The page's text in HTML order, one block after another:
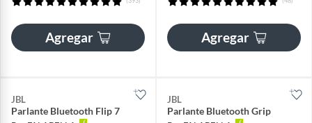
Agregar Agregar
JBL
Parlante Bluetooth Flip 7
JBL
Parlante Bluetooth Grip